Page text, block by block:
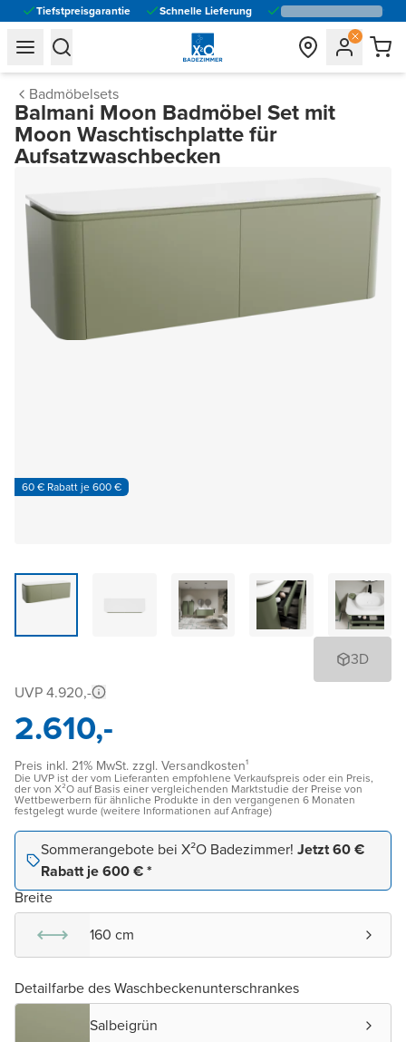
Tiefstpreisgarantie Schnelle Lieferung
general.navigation.toggle_menu.label
general.navigation.toggle_menu.label
Badmöbelsets
Balmani Moon Badmöbel Set mit
Moon Waschtischplatte für
Aufsatzwaschbecken
60 € Rabatt je 600 €
3D
UVP 4.920,-
2.610,-
Preis inkl. 21% MwSt. zzgl. Versandkosten¹
Die UVP ist der vom Lieferanten empfohlene Verkaufspreis oder ein Preis,
der von X²O auf Basis einer vergleichenden Marktstudie der Preise von
Wettbewerbern für ähnliche Produkte in den vergangenen 6 Monaten
festgelegt wurde (weitere Informationen auf Anfrage)
Sommerangebote bei X²O Badezimmer! Jetzt 60 €
Rabatt je 600 € *
Breite
160 cm
Detailfarbe des Waschbeckenunterschrankes
Salbeigrün